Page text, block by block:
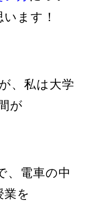
ます！
、私は大学
が
電車の中
を